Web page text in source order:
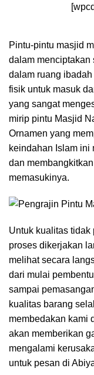
Pintu-pintu masjid
dalam menciptakan
dalam ruang
fisik untuk masuk
yang sangat
mirip pintu Masjid
Ornamen yang
keindahan Islam ini
dan
memasukinya.
Untuk kualitas tidak
proses dikerjakan
melihat secara
dari mulai
sampai
kualitas barang
membedakan kami
akan memberikan
mengalami
untuk pesan di